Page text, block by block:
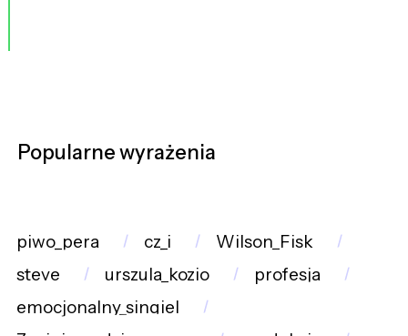
Popularne wyrażenia
piwo_pera cz_i
Wilson_Fisk
steve
urszula_kozio
profesja
emocjonalny_singiel